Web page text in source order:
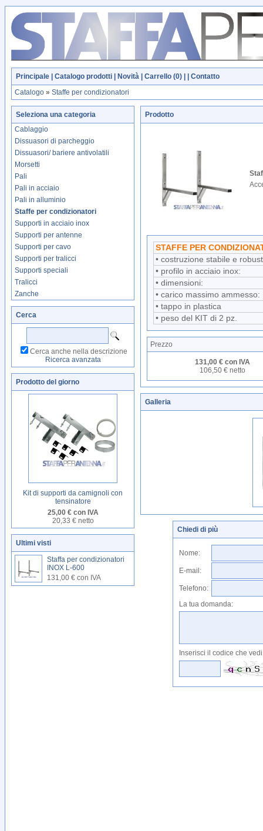
Principale Catalogo prodotti Novità Carrello (0)
Contatto
Catalogo » Staffe per condizionatori
Seleziona una categoria
Cablaggio
Dissuasori di parcheggio
Dissuasori/ bariere antivolatili
Morsetti
Pali
Pali in acciaio
Pali in alluminio
Staffe per condizionatori
Supporti in acciaio inox
Supporti per antenne
Supporti per cavo
Supporti per tralicci
Supporti speciali
Tralicci
Zanche
Cerca
Cerca anche nella descrizione
Ricerca avanzata
Prodotto del giorno
Kit di supporti da camignoli con
tensinatore
25,00 € con IVA
20,33 € netto
Ultimi visti
Staffa per condizionatori
INOX L-600
131,00 € con IVA
Prodotto
STAFFE PER
• costruzione stabile e
• profilo in acciaio inox:
• dimensioni:
• carico massimo ammesso:
• tappo in plastica
• peso del KIT di 2 pz.
Prezzo
131,00 € con IVA
106,50 € netto
Galleria
Chiedi di più
Nome:
E-mail:
Telefono:
La tua domanda:
Inserisci il codice che